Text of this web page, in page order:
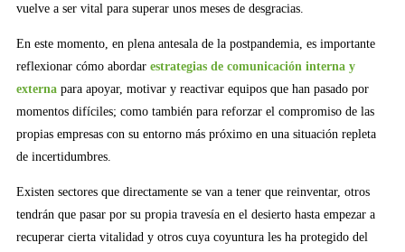
vuelve a ser vital para superar unos meses de desgracias.
En este momento, en plena antesala de la postpandemia, es importante
reflexionar cómo abordar estrategias de comunicación interna y
externa para apoyar, motivar y reactivar equipos que han pasado por
momentos difíciles; como también para reforzar el compromiso de las
propias empresas con su entorno más próximo en una situación repleta
de incertidumbres.
Existen sectores que directamente se van a tener que reinventar, otros
tendrán que pasar por su propia travesía en el desierto hasta empezar a
recuperar cierta vitalidad y otros cuya coyuntura les ha protegido del